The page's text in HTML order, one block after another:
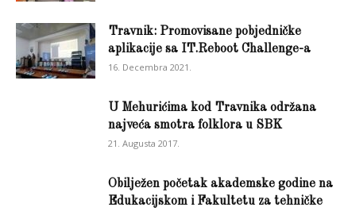
Travnik: Promovisane pobjedničke
aplikacije sa IT.Reboot Challenge-a
16. Decembra 2021.
U Mehurićima kod Travnika održana
najveća smotra folklora u SBK
21. Augusta 2017.
Obilježen početak akademske godine na
Edukacijskom i Fakultetu za tehničke